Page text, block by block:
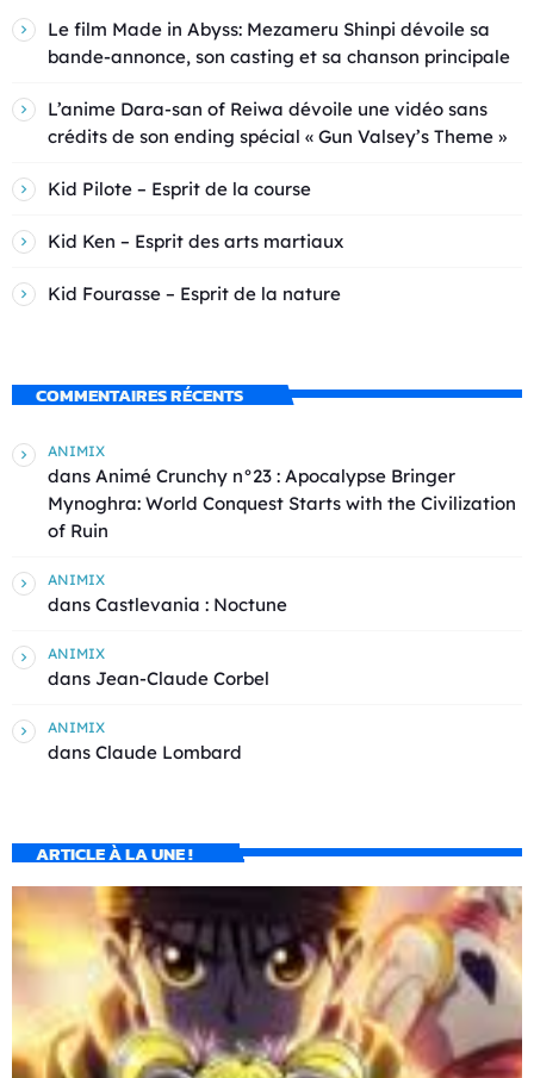
Le film Made in Abyss: Mezameru Shinpi dévoile sa
bande-annonce, son casting et sa chanson principale
L’anime Dara-san of Reiwa dévoile une vidéo sans
crédits de son ending spécial « Gun Valsey’s Theme »
Kid Pilote – Esprit de la course
Kid Ken – Esprit des arts martiaux
Kid Fourasse – Esprit de la nature
COMMENTAIRES RÉCENTS
ANIMIX
dans Animé Crunchy n°23 : Apocalypse Bringer
Mynoghra: World Conquest Starts with the Civilization
of Ruin
ANIMIX
dans Castlevania : Noctune
ANIMIX
dans Jean-Claude Corbel
ANIMIX
dans Claude Lombard
ARTICLE À LA UNE !